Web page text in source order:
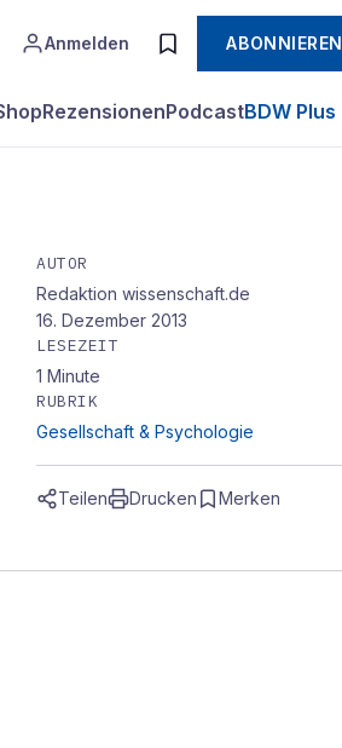
Anmelden ABONNIEREN
RezensionenPodcastBDW Plus
AUTOR
Redaktion wissenschaft.de
16. Dezember 2013
LESEZEIT
1 Minute
RUBRIK
Gesellschaft & Psychologie
Teilen Drucken Merken